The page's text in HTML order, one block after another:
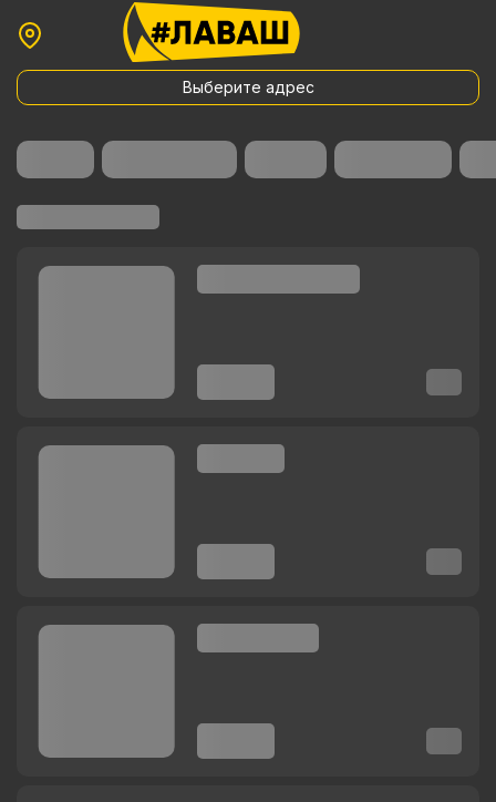
Выберите адрес